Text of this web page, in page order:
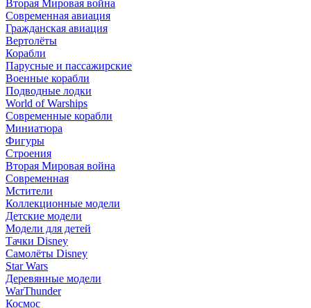
Вторая Мировая война
Современная авиация
Гражданская авиация
Вертолёты
Корабли
Парусные и пассажирские
Военные корабли
Подводные лодки
World of Warships
Современные корабли
Миниатюра
Фигуры
Строения
Вторая Мировая война
Современная
Мстители
Коллекционные модели
Детские модели
Модели для детей
Тачки Disney
Самолёты Disney
Star Wars
Деревянные модели
WarThunder
Космос